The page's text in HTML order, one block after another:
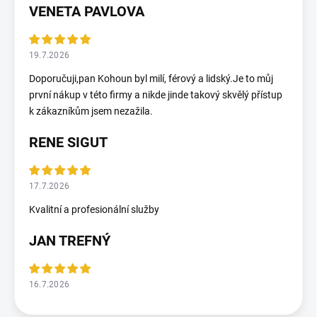
VENETA PAVLOVA
19.7.2026
Doporučuji,pan Kohoun byl milí, férový a lidský.Je to můj
první nákup v této firmy a nikde jinde takový skvělý přístup
k zákazníkům jsem nezažila.
RENE SIGUT
17.7.2026
Kvalitní a profesionální služby
JAN TREFNÝ
16.7.2026